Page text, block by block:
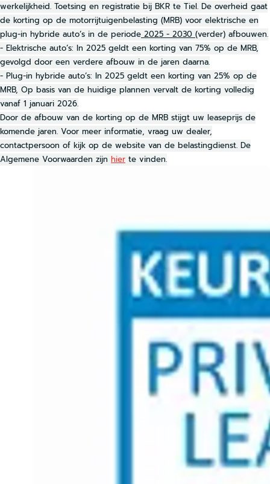
werkelijkheid. Toetsing en registratie bij BKR te Tiel. De overheid gaat
de korting op de motorrijtuigenbelasting (MRB) voor elektrische en
plug-in hybride auto’s in de periode 2025 - 2030 (verder) afbouwen.
- Elektrische auto’s: In 2025 geldt een korting van 75% op de MRB,
gevolgd door een verdere afbouw in de jaren daarna.
- Plug-in hybride auto’s: In 2025 geldt een korting van 25% op de
MRB, Op basis van de huidige plannen vervalt de korting volledig
vanaf 1 januari 2026.
Door de afbouw van de korting op de MRB stijgt uw leaseprijs de
komende jaren. Voor meer informatie, vraag uw dealer,
contactpersoon of kijk op de website van de belastingdienst. De
Algemene Voorwaarden zijn hier te vinden.